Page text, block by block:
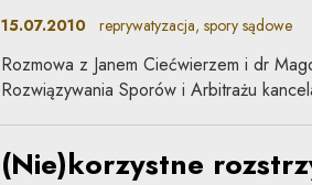
15.07.2010reprywatyzacja, spory sądowe
Rozmowa z Janem Ciećwierzem i dr
Rozwiązywania Sporów i Arbitrażu
(Nie)korzystne